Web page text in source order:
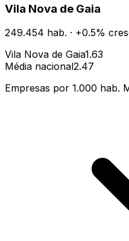
Vila Nova de Gaia
249.454 hab. · +0.5%
Vila Nova de Gaia1.63
Média nacional2.47
Empresas por 1.000 hab.